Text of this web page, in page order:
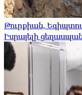
Թուրքիան,
Իսրայելի